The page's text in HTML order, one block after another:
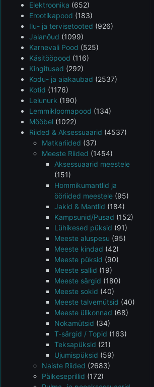
Elektroonika (652)
Erootikapood (183)
Ilu- ja tervisetooted (926)
Jalanõud (1099)
Karnevali Pood (525)
Käsitööpood (116)
Kingitused (292)
Kodu- ja aiakaubad (2537)
Kotid (1176)
Leiunurk (190)
Lemmikloomapood (134)
Mööbel (1022)
Riided & Aksessuaarid (4537)
Matkariided (37)
Meeste Riided (1454)
Aksessuaarid meestele
(151)
Hommikumantlid ja
ööriided meestele (95)
Jakid & Mantlid (184)
Kampsunid/Pusad (152)
Lühikesed püksid (91)
Meeste aluspesu (95)
Meeste kindad (42)
Meeste püksid (90)
Meeste sallid (19)
Meeste särgid (180)
Meeste sokid (40)
Meeste talvemütsid (40)
Meeste ülikonnad (68)
Nokamütsid (34)
T-särgid / Topid (163)
Teksapüksid (21)
Ujumispüksid (59)
Naiste Riided (2683)
Päikeseprillid (172)